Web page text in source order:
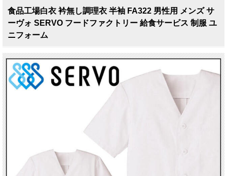
食品工場白衣 衿無し調理衣 半袖 FA322 男性用 メンズ サ
ーヴォ SERVO フードファクトリー 給食サービス 制服 ユ
ニフォーム